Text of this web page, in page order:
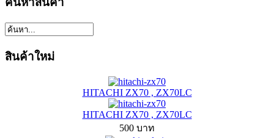
สินค้าใหม่
HITACHI ZX70 , ZX70LC
HITACHI ZX70 , ZX70LC
500 บาท